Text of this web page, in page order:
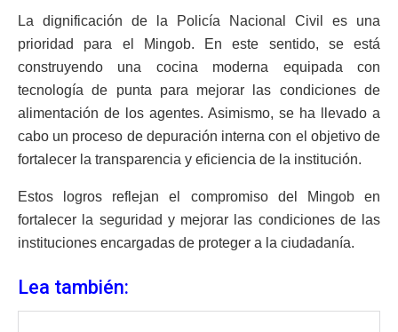
La dignificación de la Policía Nacional Civil es una
prioridad para el Mingob. En este sentido, se está
construyendo una cocina moderna equipada con
tecnología de punta para mejorar las condiciones de
alimentación de los agentes. Asimismo, se ha llevado a
cabo un proceso de depuración interna con el objetivo de
fortalecer la transparencia y eficiencia de la institución.
Estos logros reflejan el compromiso del Mingob en
fortalecer la seguridad y mejorar las condiciones de las
instituciones encargadas de proteger a la ciudadanía.
Lea también: